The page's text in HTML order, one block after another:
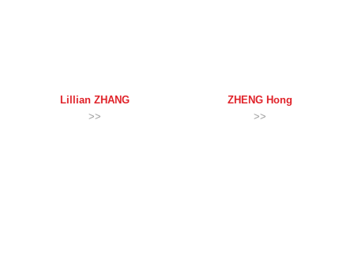
Lillian ZHANG
>>
ZHENGHong
>>